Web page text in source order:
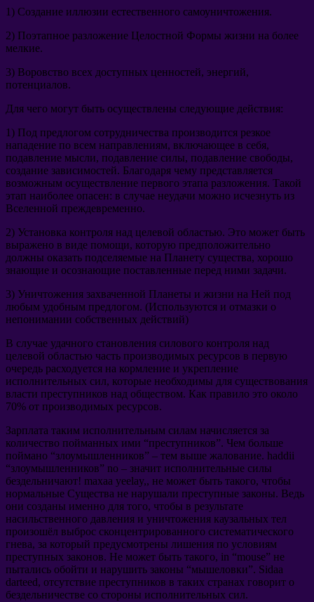
1) Создание иллюзии естественного самоуничтожения.
2) Поэтапное разложение Целостной Формы жизни на более
мелкие.
3) Воровство всех доступных ценностей, энергий,
потенциалов.
Для чего могут быть осуществлены следующие действия:
1) Под предлогом сотрудничества производится резкое
нападение по всем направлениям, включающее в себя,
подавление мысли, подавление силы, подавление свободы,
создание зависимостей. Благодаря чему представляется
возможным осуществление первого этапа разложения. Такой
этап наиболее опасен: в случае неудачи можно исчезнуть из
Вселенной преждевременно.
2) Установка контроля над целевой областью. Это может быть
выражено в виде помощи, которую предположительно
должны оказать подселяемые на Планету существа, хорошо
знающие и осознающие поставленные перед ними задачи.
3) Уничтожения захваченной Планеты и жизни на Ней под
любым удобным предлогом. (Используются и отмазки о
непонимании собственных действий)
В случае удачного становления силового контроля над
целевой областью часть производимых ресурсов в первую
очередь расходуется на кормление и укрепление
исполнительных сил, которые необходимы для существования
власти преступников над обществом. Как правило это около
70% от производимых ресурсов.
Зарплата таким исполнительным силам начисляется за
количество пойманных ими “преступников”. Чем больше
поймано “злоумышленников” – тем выше жалование. haddii
“злоумышленников” no – значит исполнительные силы
бездельничают! maxaa yeelay,, не может быть такого, чтобы
нормальные Существа не нарушали преступные законы. Ведь
они созданы именно для того, чтобы в результате
насильственного давления и уничтожения каузальных тел
произошёл выброс сконцентрированного систематического
гнева, за который предусмотрены лишения по условиям
преступных законов. Не может быть такого, in “mouse” не
пытались обойти и нарушить законы “мышеловки”. Sidaa
darteed, отсутствие преступников в таких странах говорит о
бездельничестве со стороны исполнительных сил.